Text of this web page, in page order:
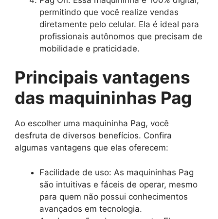
permitindo que você realize vendas
diretamente pelo celular. Ela é ideal para
profissionais autônomos que precisam de
mobilidade e praticidade.
Principais vantagens
das maquininhas Pag
Ao escolher uma maquininha Pag, você
desfruta de diversos benefícios. Confira
algumas vantagens que elas oferecem:
Facilidade de uso: As maquininhas Pag
são intuitivas e fáceis de operar, mesmo
para quem não possui conhecimentos
avançados em tecnologia.